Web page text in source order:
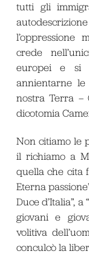
tutti gli
l’oppressione
crede
europei e si
annientarne le
nostra Terra –
dicotomia
Non citiamo le
il richiamo a
quella che cita
Eterna
Duce d’Italia”,
giovani e
volitiva
conculcò la